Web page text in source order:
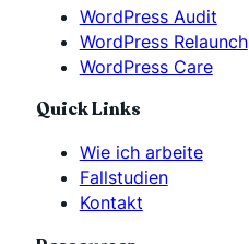
WordPress Audit
WordPress Relaunch
WordPress Care
Quick Links
Wie ich arbeite
Fallstudien
Kontakt